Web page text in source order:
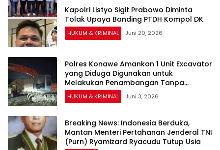
Kapolri Listyo Sigit Prabowo Diminta
Tolak Upaya Banding PTDH Kompol DK
HUKUM & KRIMINAL Juni 20, 2026
Polres Konawe Amankan 1 Unit Excavator
yang Diduga Digunakan untuk
Melakukan Penambangan Tanpa
Dokumen Resmi
HUKUM & KRIMINAL Juni 3, 2026
Breaking News: Indonesia Berduka,
Mantan Menteri Pertahanan Jenderal TNI
(Purn) Ryamizard Ryacudu Tutup Usia